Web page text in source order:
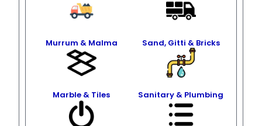
Murrum & Malma Sand, Gitti & Bricks
Marble & Tiles Sanitary & Plumbing